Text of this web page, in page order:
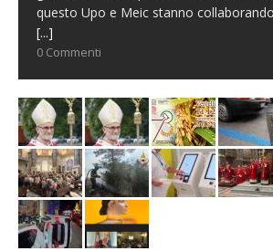
questo Upo e Meic stanno
[...]
0 Commenti